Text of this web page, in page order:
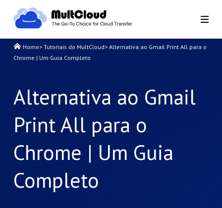
Home> Tutoriais do MultCloud> Alternativa ao Gmail Print All para o
Chrome | Um Guia Completo
Alternativa ao Gmail
Print All para o
Chrome | Um Guia
Completo